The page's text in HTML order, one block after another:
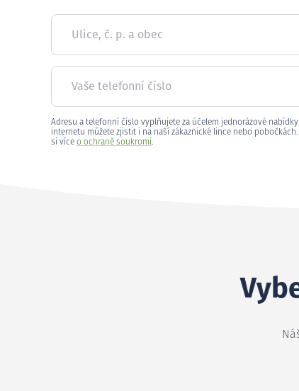
Ulice, č. p. a obec
Vaše telefonní číslo
Adresu a telefonní číslo vyplňujete za účelem jednorázové
internetu můžete zjistit i na naší zákaznické lince nebo
si více o ochraně soukromí.